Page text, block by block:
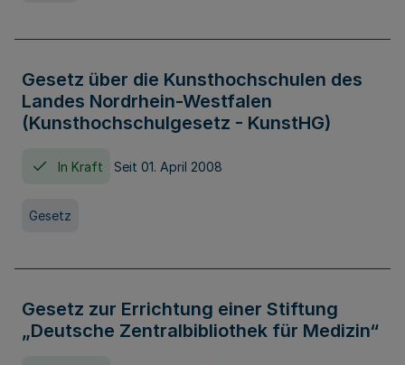
Gesetz über die Kunsthochschulen des
Landes Nordrhein-Westfalen
(Kunsthochschulgesetz - KunstHG)
In Kraft Seit 01. April 2008
Gesetz
Gesetz zur Errichtung einer Stiftung
„Deutsche Zentralbibliothek für Medizin“